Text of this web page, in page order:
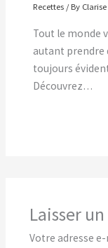
Recettes / By Clarise
Tout le monde
autant prendre
toujours
Découvrez…
Laisser
Votre adresse